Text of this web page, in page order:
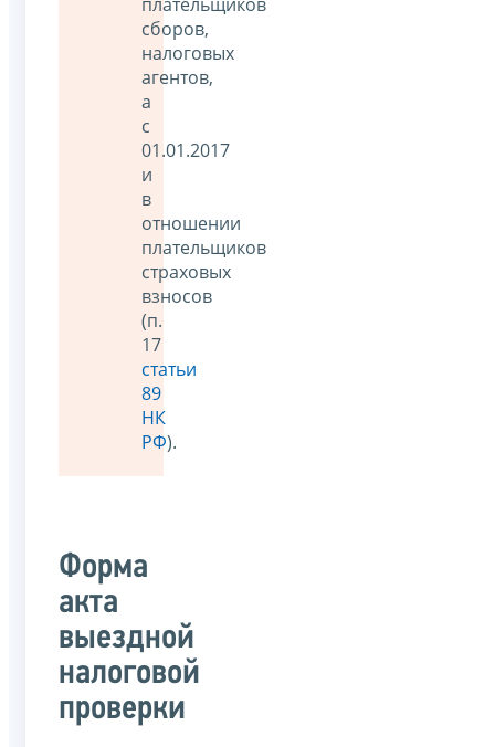
сборов,
налоговых
агентов,
а
с
01.01.2017
и
в
отношении
плательщиков
страховых
взносов
(п.
17
статьи
89
НК
РФ).
Форма
акта
выездной
налоговой
проверки